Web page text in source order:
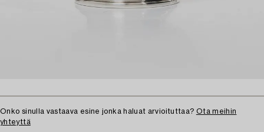
Onko sinulla vastaava esine jonka haluat arvioituttaa? Ota meihin
yhteyttä